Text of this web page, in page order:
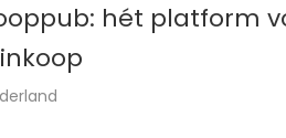
hét platform